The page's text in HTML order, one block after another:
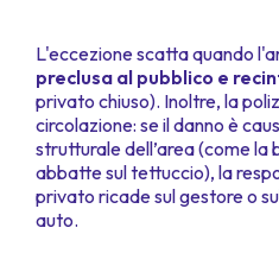
L'eccezione scatta quando
preclusa al pubblico e
privato chiuso). Inoltre, la
circolazione: se il danno è
strutturale dell’area (come la
abbatte sul tettuccio), la
privato ricade sul gestore o
auto.